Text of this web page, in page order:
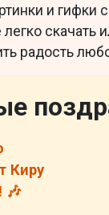
и
легко
радость
Киру
🎶